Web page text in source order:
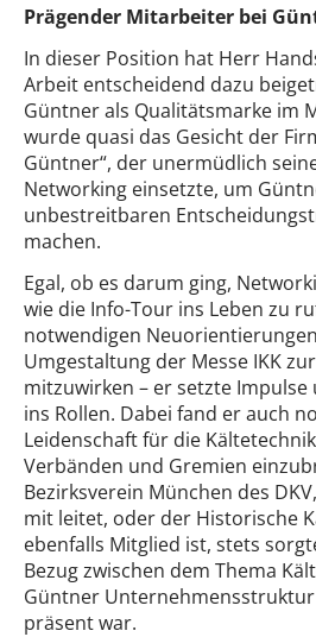
Prägender Mitarbeiter bei
In dieser Position hat Herr
Arbeit entscheidend dazu
Güntner als Qualitätsmarke im
wurde quasi das Gesicht der
Güntner“, der unermüdlich
Networking einsetzte, um
unbestreitbaren
machen.
Egal, ob es darum ging,
wie die Info-Tour ins Leben zu
notwendigen
Umgestaltung der Messe IKK
mitzuwirken – er setzte
ins Rollen. Dabei fand er auch
Leidenschaft für die
Verbänden und Gremien
Bezirksverein München des
mit leitet, oder der Historische
ebenfalls Mitglied ist, stets
Bezug zwischen dem Thema
Güntner Unternehmensstruktur
präsent war.